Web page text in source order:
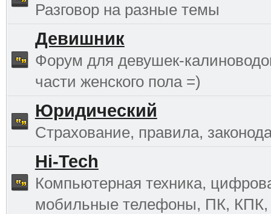
Разговор на разные темы
Девишник
Форум для девушек-
части женского пола =)
Юридический
Страхование, правила,
Hi-Tech
Компьютерная техника,
мобильные телефоны, ПК, КПК,